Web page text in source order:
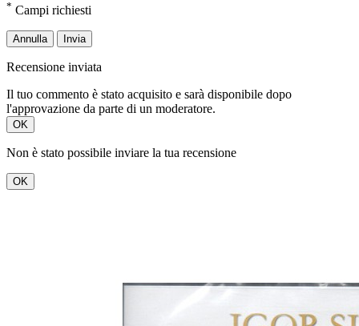
* Campi richiesti
Annulla Invia
Recensione inviata
Il tuo commento è stato acquisito e sarà disponibile dopo
l'approvazione da parte di un moderatore.
OK
Non è stato possibile inviare la tua recensione
OK